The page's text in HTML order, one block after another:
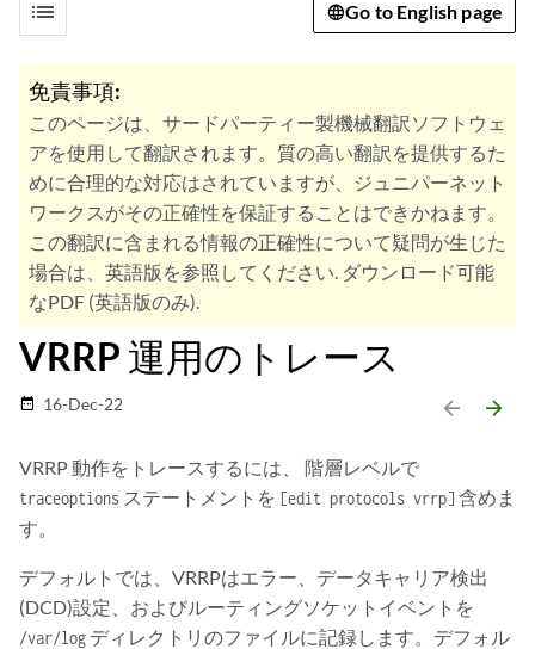
list Go to English page
免責事項:
このページは、サードパーティー製機械翻訳ソフトウェ
アを使用して翻訳されます。質の高い翻訳を提供するた
めに合理的な対応はされていますが、ジュニパーネット
ワークスがその正確性を保証することはできかねます。
この翻訳に含まれる情報の正確性について疑問が生じた
場合は、英語版を参照してください. ダウンロード可能
なPDF (英語版のみ).
VRRP 運用のトレース
date_range 16-Dec-22 arrow_backward arrow_forward
VRRP 動作をトレースするには、 階層レベルで
traceoptions ステートメントを [edit protocols vrrp] 含めま
す。
デフォルトでは、VRRPはエラー、データキャリア検出
(DCD)設定、およびルーティングソケットイベントを
/var/log ディレクトリのファイルに記録します。デフォル